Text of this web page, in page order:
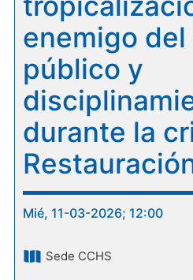
enemigo del
público y
durante la
Mié, 11-03-2026; 12:00
Sede CCHS